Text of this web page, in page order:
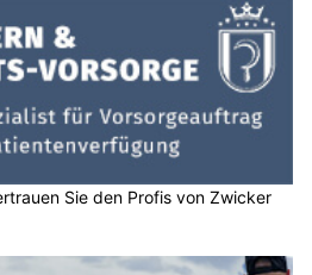
Sie den Profis von Zwicker